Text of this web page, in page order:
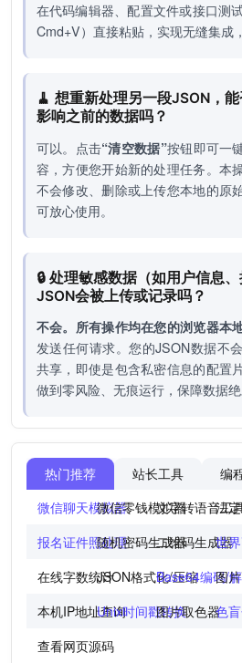
在代码编辑器、配置文件或接口测
Cmd+V）直接粘贴，实现无缝集成
🧹 想重新处理另一段JSON，
影响之前的数据吗？
可以。点击“清空数据”按钮即可一
容，方便您开始新的处理任务。本
不会修改、删除或上传您本地的原
可放心使用。
🔒 处理敏感数据（如用户信息
JSON会被上传或记录吗？
不会。所有操作均在您的浏览器本
发送任何请求。您的JSON数据不
共享，即使是包含私密信息的配置
做到零风险、无痕运行，保障数据绝
热门推荐 站长工具 编
微信聊天模拟器微信零钱模拟器文字转语音工
法
报名证件照处理随机密码生成器二维码生成器
世
在线字数统计JSON格式化/压缩
Base64编码/
图
本机IP地址查询Unix时间戳转换图片取色器色
查看网页源码